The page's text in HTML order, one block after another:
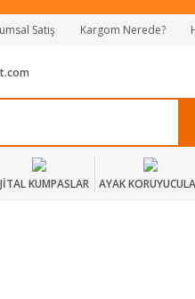
Satış Kargom Nerede?
KUMPASLAR AYAK